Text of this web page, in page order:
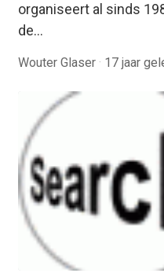
organiseert al sinds
de…
Wouter Glaser · 17 jaar